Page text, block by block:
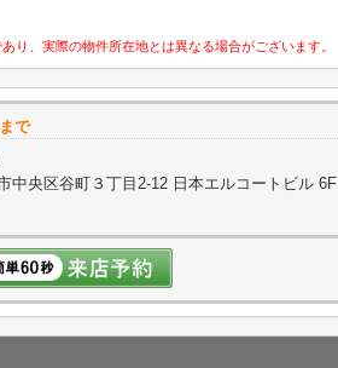
、実際の物件所在地とは異なる場合がございます。
で
中央区谷町３丁目2-12 日本エルコートビル 6F